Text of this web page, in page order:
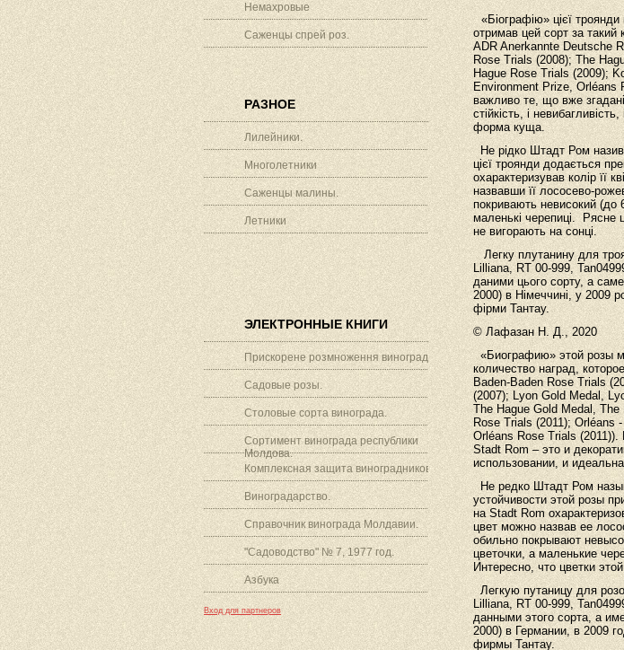
Немахровые
Саженцы спрей роз.
РАЗНОЕ
Лилейники.
Многолетники
Саженцы малины.
Летники
ЭЛЕКТРОННЫЕ КНИГИ
Прискорене розмноження винограду.
Садовые розы.
Столовые сорта винограда.
Сортимент винограда республики
Молдова.
Комплексная защита виноградников.
Виноградарство.
Справочник винограда Молдавии.
"Садоводство" № 7, 1977 год.
Азбука
Вход для партнеров
«Біографію» цієї
отримав цей сорт за такий
ADR Anerkannte Deutsche
Rose Trials (2008); The
Hague Rose Trials (2009);
Environment Prize, Orléans
важливо те, що вже згадані
стійкість, і
форма куща.
Не рідко Штадт Ром
цієї троянди додається
охарактеризував колір її
назвавши її лососево-
покривають невисокий (до
маленькі черепиці. Рясне
не вигорають на сонці.
Легку плутанину для
Lilliana, RT 00-999,
даними цього сорту, а
2000) в Німеччині, у 2009
фірми Тантау.
© Лафазан Н. Д., 2020
«Биографию» этой розы
количество наград,
Baden-Baden Rose Trials
(2007); Lyon Gold Medal,
The Hague Gold Medal,
Rose Trials (2011); Orléans
Orléans Rose Trials (2011)).
Stadt Rom – это и
использовании, и
Не редко Штадт Ром
устойчивости этой розы
на Stadt Rom
цвет можно назвав ее
обильно покрывают
цветочки, а маленькие
Интересно, что цветки
Легкую путаницу для
Lilliana, RT 00-999,
данными этого сорта, а
2000) в Германии, в 2009
фирмы Тантау.